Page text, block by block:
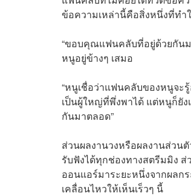
ข้อความเหล่านี้คือสิ่งหนึ่งที่ทำ
“ขอบคุณแฟนคลับที่อยู่ด้วยกัน
หนูอยู่ข้างๆ เสมอ
“หนูเชื่อว่าแฟนคลับของหนูจะ
เป็นผู้ใหญ่ที่พึ่งพาได้ แต่หนูก็ยั
กันมาตลอด”
ส่วนผลงานวงหรือผลงานส่วน
รับฟังได้ทุกช่องทางสตรีมมิง ส่
ออนแอร์มาระยะหนึ่งจากผลก
เคลื่อนไหวให้เห็นเร็วๆ นี้